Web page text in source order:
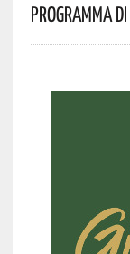
Programma